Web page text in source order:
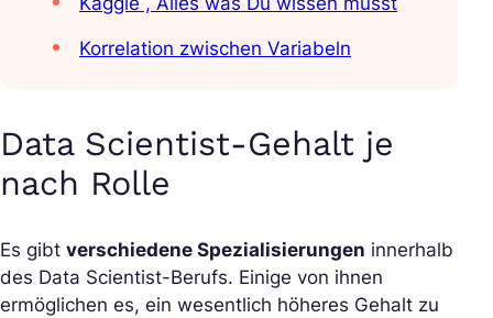
Korrelation zwischen Variabeln
Data Scientist-Gehalt je
nach Rolle
Es gibt verschiedene Spezialisierungen innerhalb
des Data Scientist-Berufs. Einige von ihnen
ermöglichen es, ein wesentlich höheres Gehalt zu